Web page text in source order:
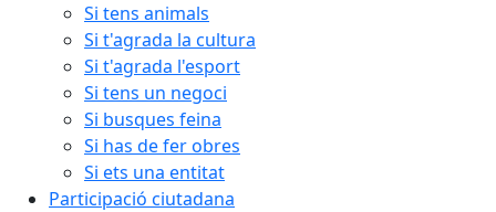
Si tens animals
Si t'agrada la cultura
Si t'agrada l'esport
Si tens un negoci
Si busques feina
Si has de fer obres
Si ets una entitat
Participació ciutadana